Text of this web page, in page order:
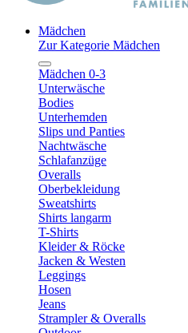
Mädchen
Zur Kategorie Mädchen
Mädchen 0-3
Unterwäsche
Bodies
Unterhemden
Slips und Panties
Nachtwäsche
Schlafanzüge
Overalls
Oberbekleidung
Sweatshirts
Shirts langarm
T-Shirts
Kleider & Röcke
Jacken & Westen
Leggings
Hosen
Jeans
Strampler & Overalls